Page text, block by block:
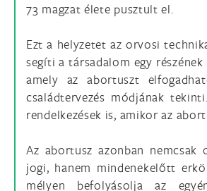
73 magzat élete pusztult el.
Ezt a helyzetet az orvosi
segíti a társadalom egy részének
amely az abortuszt
családtervezés módjának
rendelkezések is, amikor az
Az abortusz azonban nemcsak
jogi, hanem mindenekelőtt
mélyen befolyásolja az